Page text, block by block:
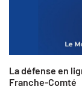
La défense en
Franche-Comté